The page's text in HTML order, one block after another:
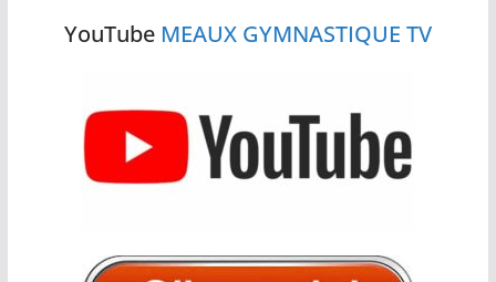
YouTube MEAUX GYMNASTIQUE TV